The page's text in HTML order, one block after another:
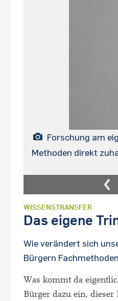
Forschung am
Methoden direkt
WISSENSTRANSFER
Das eigene
Wie verändert sich
Bürgern
Was kommt da
Bürger dazu ein,